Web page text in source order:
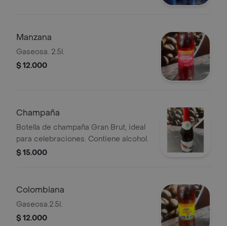
Manzana
Gaseosa. 2.5l.
$ 12.000
Champaña
Botella de champaña Gran Brut, ideal
para celebraciones. Contiene alcohol.
$ 15.000
Colombiana
Gaseosa.2.5l.
$ 12.000